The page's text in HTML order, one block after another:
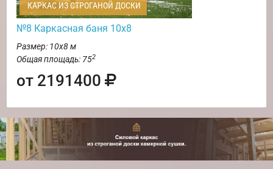
КАРКАС ИЗ СТРОГАНОЙ ДОСКИ
№8 Каркасная баня 10х8
Размер: 10х8 м
Общая площадь: 752
от 2191400